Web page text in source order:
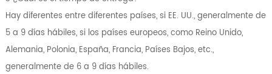
Hay diferentes entre diferentes países, si EE. UU., generalmente de
5 a 9 días hábiles, si los países europeos, como Reino Unido,
Alemania, Polonia, España, Francia, Países Bajos, etc.,
generalmente de 6 a 9 días hábiles.